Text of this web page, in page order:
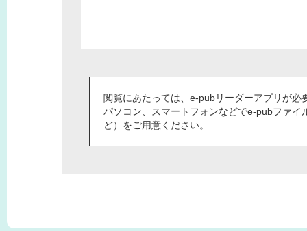
閲覧にあたっては、e-pubリーダーアプリが必
パソコン、スマートフォンなどでe-pubファイ
ど）をご用意ください。